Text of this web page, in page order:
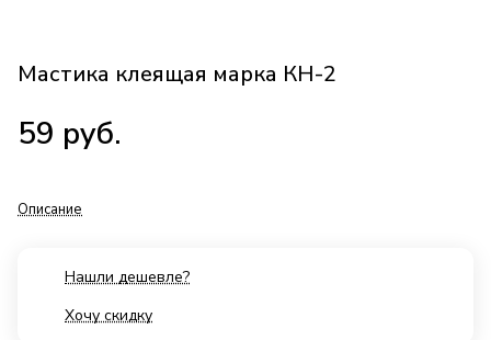
Мастика клеящая марка КН-2
59 руб.
Описание
Нашли дешевле?
Хочу скидку